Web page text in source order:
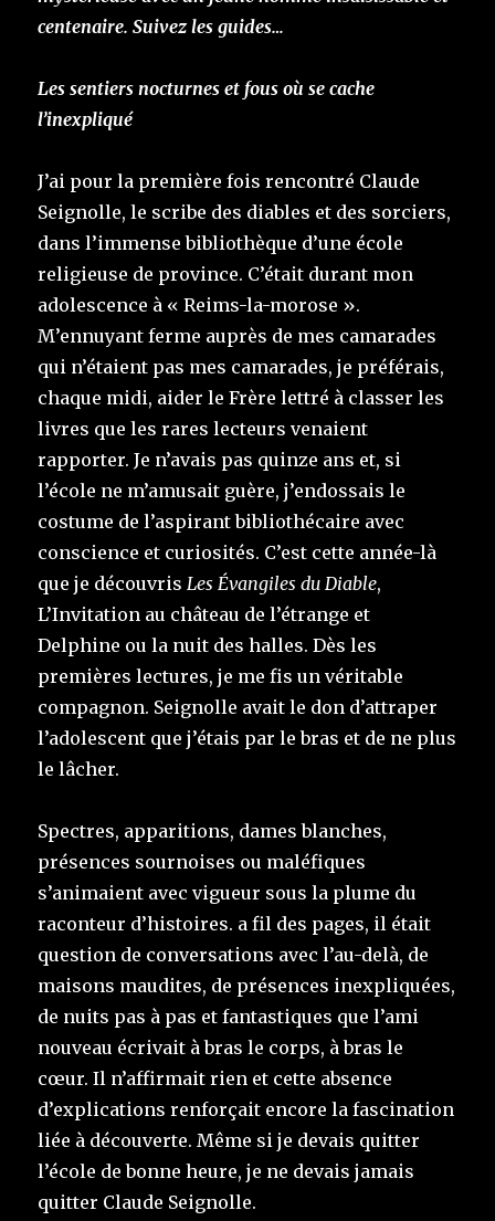
centenaire. Suivez les guides…
Les sentiers nocturnes et fous où se cache
l’inexpliqué
J’ai pour la première fois rencontré Claude
Seignolle, le scribe des diables et des sorciers,
dans l’immense bibliothèque d’une école
religieuse de province. C’était durant mon
adolescence à « Reims-la-morose ».
M’ennuyant ferme auprès de mes camarades
qui n’étaient pas mes camarades, je préférais,
chaque midi, aider le Frère lettré à classer les
livres que les rares lecteurs venaient
rapporter. Je n’avais pas quinze ans et, si
l’école ne m’amusait guère, j’endossais le
costume de l’aspirant bibliothécaire avec
conscience et curiosités. C’est cette année-là
que je découvris Les Évangiles du Diable,
L’Invitation au château de l’étrange et
Delphine ou la nuit des halles. Dès les
premières lectures, je me fis un véritable
compagnon. Seignolle avait le don d’attraper
l’adolescent que j’étais par le bras et de ne plus
le lâcher.
Spectres, apparitions, dames blanches,
présences sournoises ou maléfiques
s’animaient avec vigueur sous la plume du
raconteur d’histoires. a fil des pages, il était
question de conversations avec l’au-delà, de
maisons maudites, de présences inexpliquées,
de nuits pas à pas et fantastiques que l’ami
nouveau écrivait à bras le corps, à bras le
cœur. Il n’affirmait rien et cette absence
d’explications renforçait encore la fascination
liée à découverte. Même si je devais quitter
l’école de bonne heure, je ne devais jamais
quitter Claude Seignolle.